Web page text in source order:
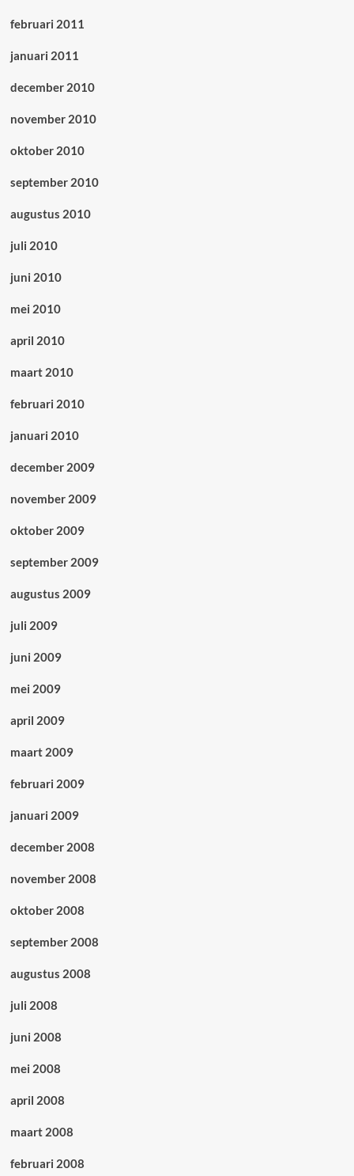
februari 2011
januari 2011
december 2010
november 2010
oktober 2010
september 2010
augustus 2010
juli 2010
juni 2010
mei 2010
april 2010
maart 2010
februari 2010
januari 2010
december 2009
november 2009
oktober 2009
september 2009
augustus 2009
juli 2009
juni 2009
mei 2009
april 2009
maart 2009
februari 2009
januari 2009
december 2008
november 2008
oktober 2008
september 2008
augustus 2008
juli 2008
juni 2008
mei 2008
april 2008
maart 2008
februari 2008